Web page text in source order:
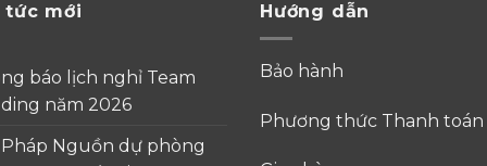
tức mới
báo lịch nghỉ Team
năm 2026
Pháp Nguồn dự phòng
Hướng dẫn
Bảo hành
Phương thức Thanh toán